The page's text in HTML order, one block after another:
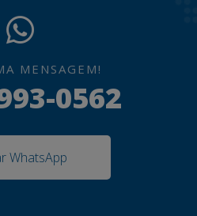
MENSAGEM!
0562
WhatsApp